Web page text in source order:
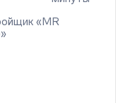
г.
г.
г.
г.
г.
г.
г.
г.
«MR